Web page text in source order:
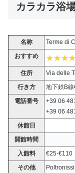
カラカラ浴
名称
Terme di
おすすめ
住所
Via delle
行き方
地下鉄B
電話番号
+39 06
+39 06
休館日
開館時間
入館料
€25-€110
その他